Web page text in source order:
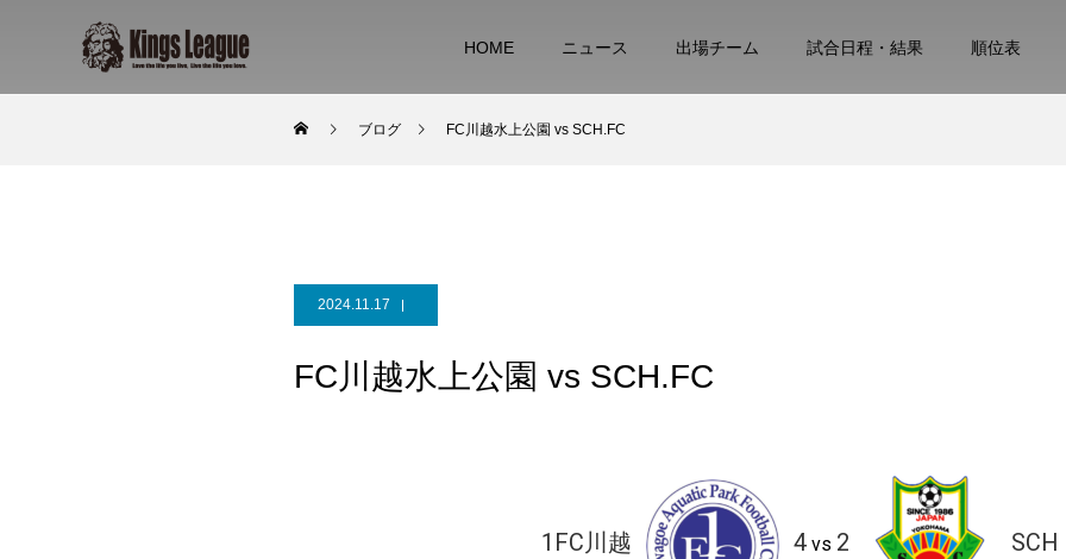
HOME ニュース 出場チーム 試合日程・結果 順位表
ブログ FC川越水上公園 vs SCH.FC
2024.11.17
FC川越水上公園 vs SCH.FC
1FC川越 4vs 2 SCH